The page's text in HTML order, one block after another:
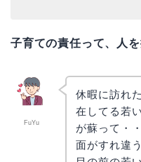
子育ての責任って、人を
FuYu
休暇に訪れ
在してる若
が蘇って・
面がすれ違